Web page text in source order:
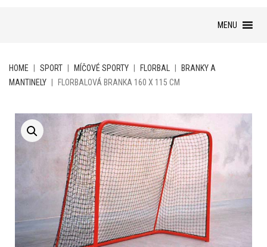
MENU
HOME SPORT MÍČOVÉ SPORTY FLORBAL
BRANKY A
MANTINELY
FLORBALOVÁ BRANKA 160 X 115 CM